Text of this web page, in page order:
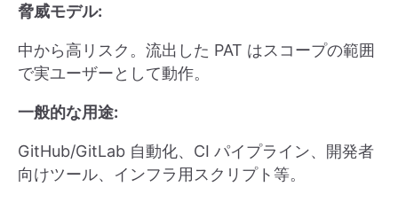
脅威モデル:
中から高リスク。流出した PAT はスコープの範囲
で実ユーザーとして動作。
一般的な用途:
GitHub/GitLab 自動化、CI パイプライン、開発者
向けツール、インフラ用スクリプト等。